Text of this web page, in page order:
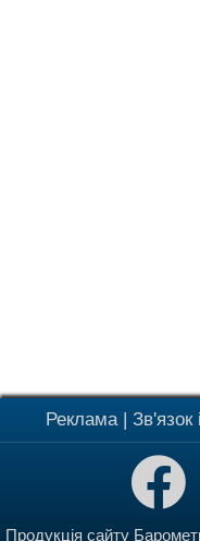
Реклама| Зв'язок
Продукція сайту